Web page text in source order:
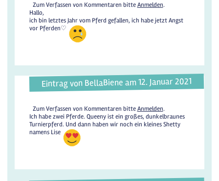
Zum Verfassen von Kommentaren bitteAnmelden.
Hallo,
ich bin letztes Jahr vom Pferd gefallen, ich habe jetzt Angst
vor Pferden♡
Eintrag von BellaBiene am 12. Januar 2021
Zum Verfassen von Kommentaren bitteAnmelden.
Ich habe zwei Pferde. Queeny ist ein großes, dunkelbraunes
Turnierpferd. Und dann haben wir noch ein kleines Shetty
namens Lise